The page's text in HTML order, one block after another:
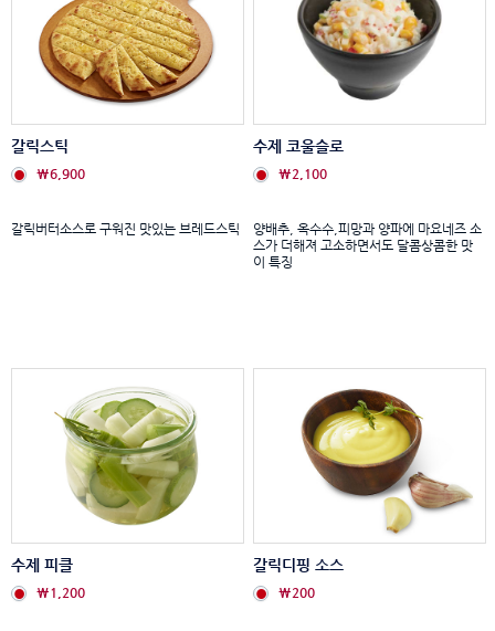
갈릭스틱
₩6,900
갈릭버터소스로 구워진 맛있는 브레드스틱
수제 코울슬로
₩2,100
양배추, 옥수수,피망과 양파에 마요네즈 소
스가 더해져 고소하면서도 달콤상콤한 맛
이 특징
수제 피클
₩1,200
갈릭디핑 소스
₩200